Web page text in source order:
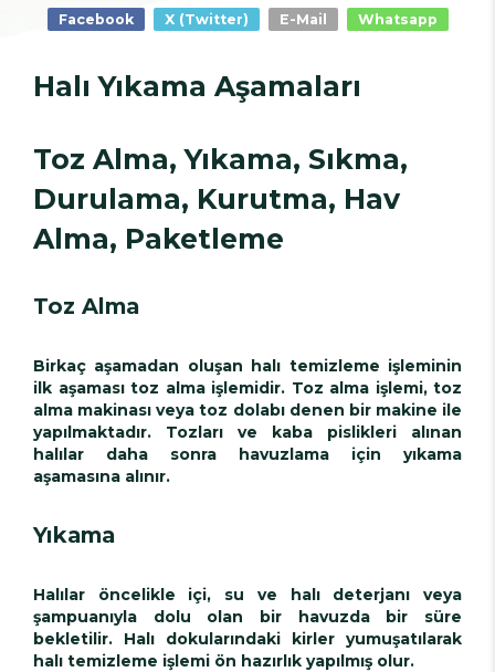
Facebook X (Twitter) E-Mail Whatsapp
Halı Yıkama Aşamaları
Toz Alma, Yıkama, Sıkma,
Durulama, Kurutma, Hav
Alma, Paketleme
Toz Alma
Birkaç aşamadan oluşan halı temizleme işleminin
ilk aşaması toz alma işlemidir. Toz alma işlemi, toz
alma makinası veya toz dolabı denen bir makine ile
yapılmaktadır. Tozları ve kaba pislikleri alınan
halılar daha sonra havuzlama için yıkama
aşamasına alınır.
Yıkama
Halılar öncelikle içi, su ve halı deterjanı veya
şampuanıyla dolu olan bir havuzda bir süre
bekletilir. Halı dokularındaki kirler yumuşatılarak
halı temizleme işlemi ön hazırlık yapılmış olur.